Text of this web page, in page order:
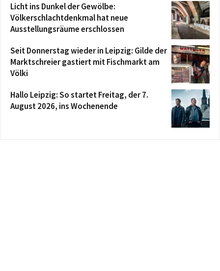
Licht ins Dunkel der Gewölbe:
Völkerschlachtdenkmal hat neue
Ausstellungsräume erschlossen
Seit Donnerstag wieder in Leipzig: Gilde der
Marktschreier gastiert mit Fischmarkt am
Völki
Hallo Leipzig: So startet Freitag, der 7.
August 2026, ins Wochenende